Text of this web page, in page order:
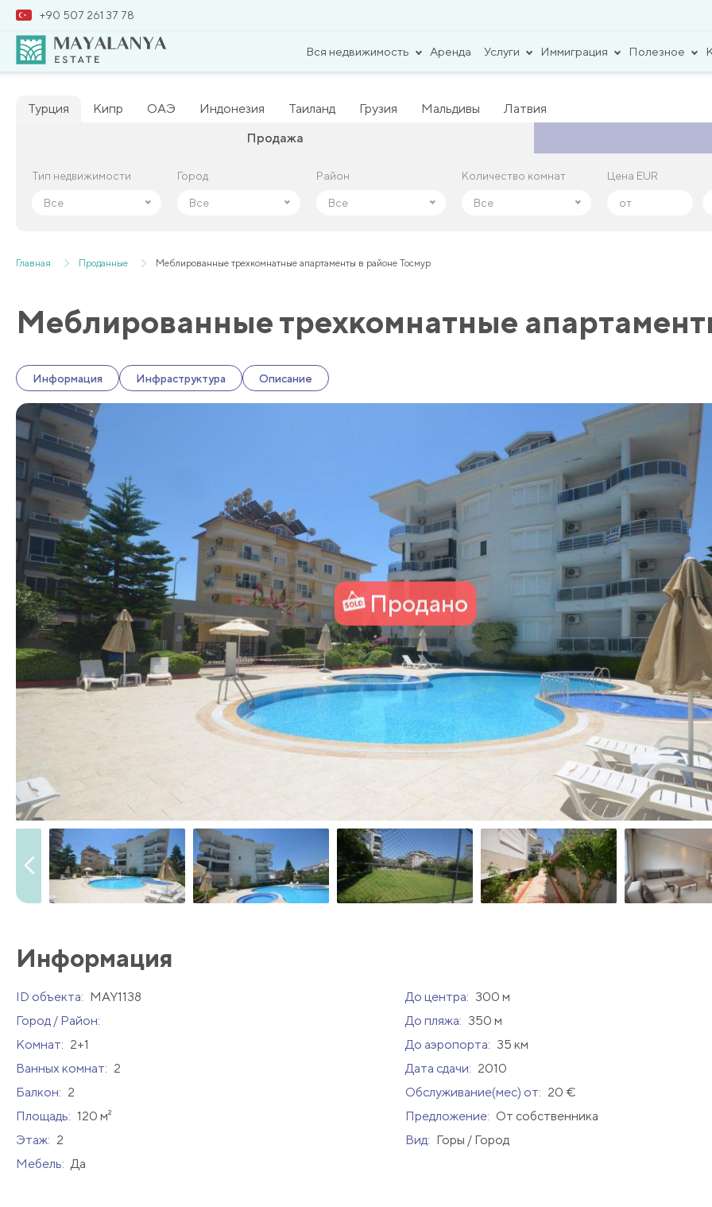
+90 507 261 37 78
Вся недвижимость Аренда Услуги Иммиграция Полезное
Турция Кипр ОАЭ Индонезия Таиланд Грузия Мальдивы
Латвия
Продажа
Тип недвижимости
Все
Город
Все
Район
Все
Количество комнат
Все
Цена EUR
Тип недвижимости
Все
Город
Все
Район
Все
Количество комнат
Все
Цена EUR
Главная Проданные Меблированные трехкомнатные апартаменты в районе Тосмур
Меблированные трехкомнатные
Информация Инфраструктура Описание
Продано
Информация
ID объекта: MAY1138 До центра: 300 м
Город / Район:
До пляжа: 350 м
Комнат: 2+1 До аэропорта: 35 км
Ванных комнат: 2 Дата сдачи: 2010
Балкон: 2 Обслуживание(мес) от: 20 €
Площадь: 120 м² Предложение: От собственника
Этаж: 2 Вид: Горы / Город
Мебель: Да